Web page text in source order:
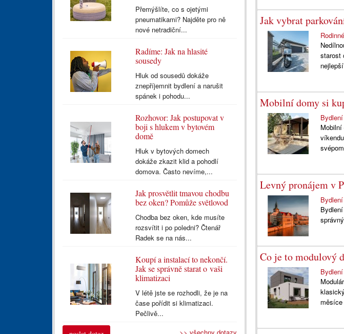
Jak vybrat
starost
Mobilní domy si
Levný pronájem v
Co je to modulový
Přemýšlíte, co s ojetými
pneumatikami? Najděte pro ně
nové netradiční...
Radíme: Jak na hlasité
sousedy
Hluk od sousedů dokáže
znepříjemnit bydlení a narušit
spánek i pohodu...
Rozhovor: Jak postupovat v
boji s hlukem v bytovém
domě
Hluk v bytových domech
dokáže zkazit klid a pohodlí
domova. Často nevíme,...
Jak prosvětlit tmavou chodbu
bez oken? Pomůže světlovod
Chodba bez oken, kde musíte
rozsvítit i po poledni? Čtenář
Radek se na nás...
Koupí a instalací to nekončí.
Jak se správně starat o vaši
klimatizaci
V létě jste se rozhodli, že je na
čase pořídit si klimatizaci.
Pečlivě...